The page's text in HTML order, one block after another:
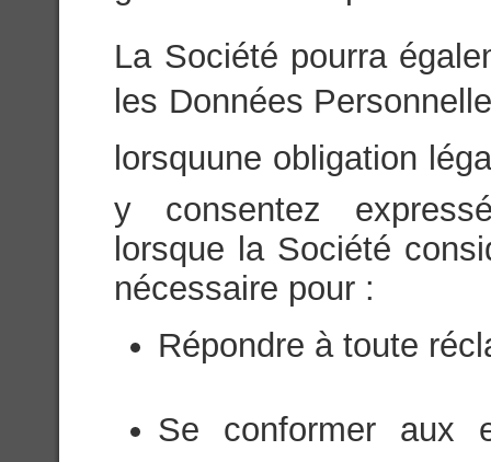
La Société pourra
les Données
lorsquune obligation
y consentez
lorsque la Société
nécessaire pour :
Répondre à toute
Se conformer aux